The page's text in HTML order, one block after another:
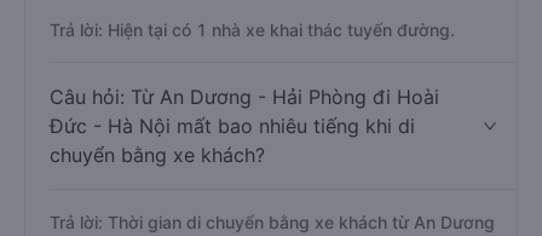
Trả lời: Hiện tại có 1 nhà xe khai thác tuyến đường.
Câu hỏi: Từ An Dương - Hải Phòng đi Hoài
Đức - Hà Nội mất bao nhiêu tiếng khi di
chuyển bằng xe khách?
Trả lời: Thời gian di chuyển bằng xe khách từ An Dương